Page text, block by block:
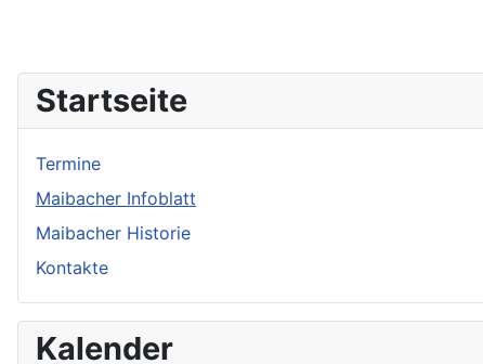
Startseite
Termine
Maibacher Infoblatt
Maibacher Historie
Kontakte
Kalender